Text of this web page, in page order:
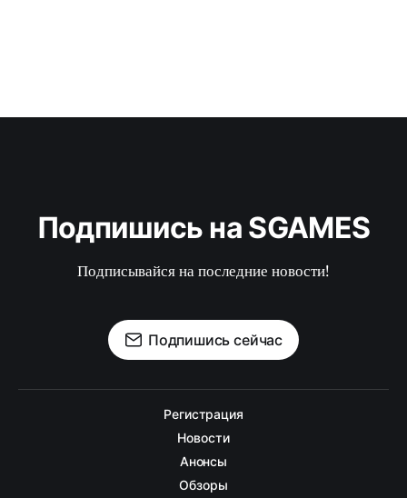
Подпишись на SGAMES
Подписывайся на последние новости!
Подпишись сейчас
Регистрация
Новости
Анонсы
Обзоры